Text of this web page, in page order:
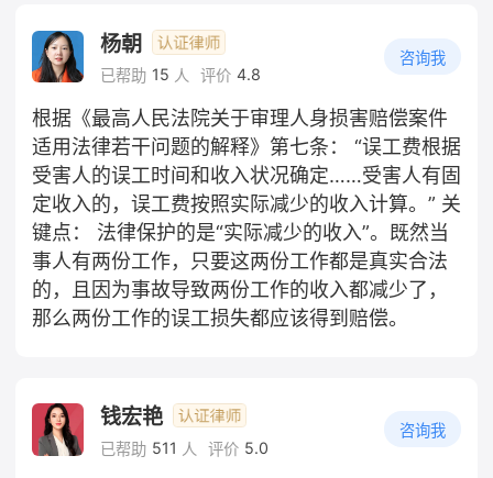
杨朝
已帮助 15 人 评价 4.8
咨询我
根据《最高人民法院关于审理人身损害赔偿案件
适用法律若干问题的解释》第七条： “误工费根据
受害人的误工时间和收入状况确定……受害人有固
定收入的，误工费按照实际减少的收入计算。” 关
键点： 法律保护的是“实际减少的收入”。既然当
事人有两份工作，只要这两份工作都是真实合法
的，且因为事故导致两份工作的收入都减少了，
那么两份工作的误工损失都应该得到赔偿。
钱宏艳
已帮助 511 人 评价 5.0
咨询我